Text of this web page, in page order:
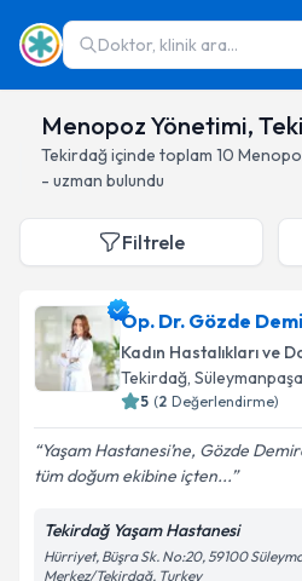
Doktor, klinik ara...
Menopoz Yönetimi,
Tekirdağiçinde toplam 10
- uzman bulundu
Filtrele
Op. Dr. Gözde
Kadın Hastalıkları ve
Tekirdağ, Süleymanpaşa
5 (2 Değerlendirme)
Yaşam Hastanesi’ne, Gözde
tüm doğum ekibine içten...
Tekirdağ Yaşam Hastanesi
Hürriyet, Büşra Sk. No:20, 59100
Merkez/Tekirdağ, Turkey